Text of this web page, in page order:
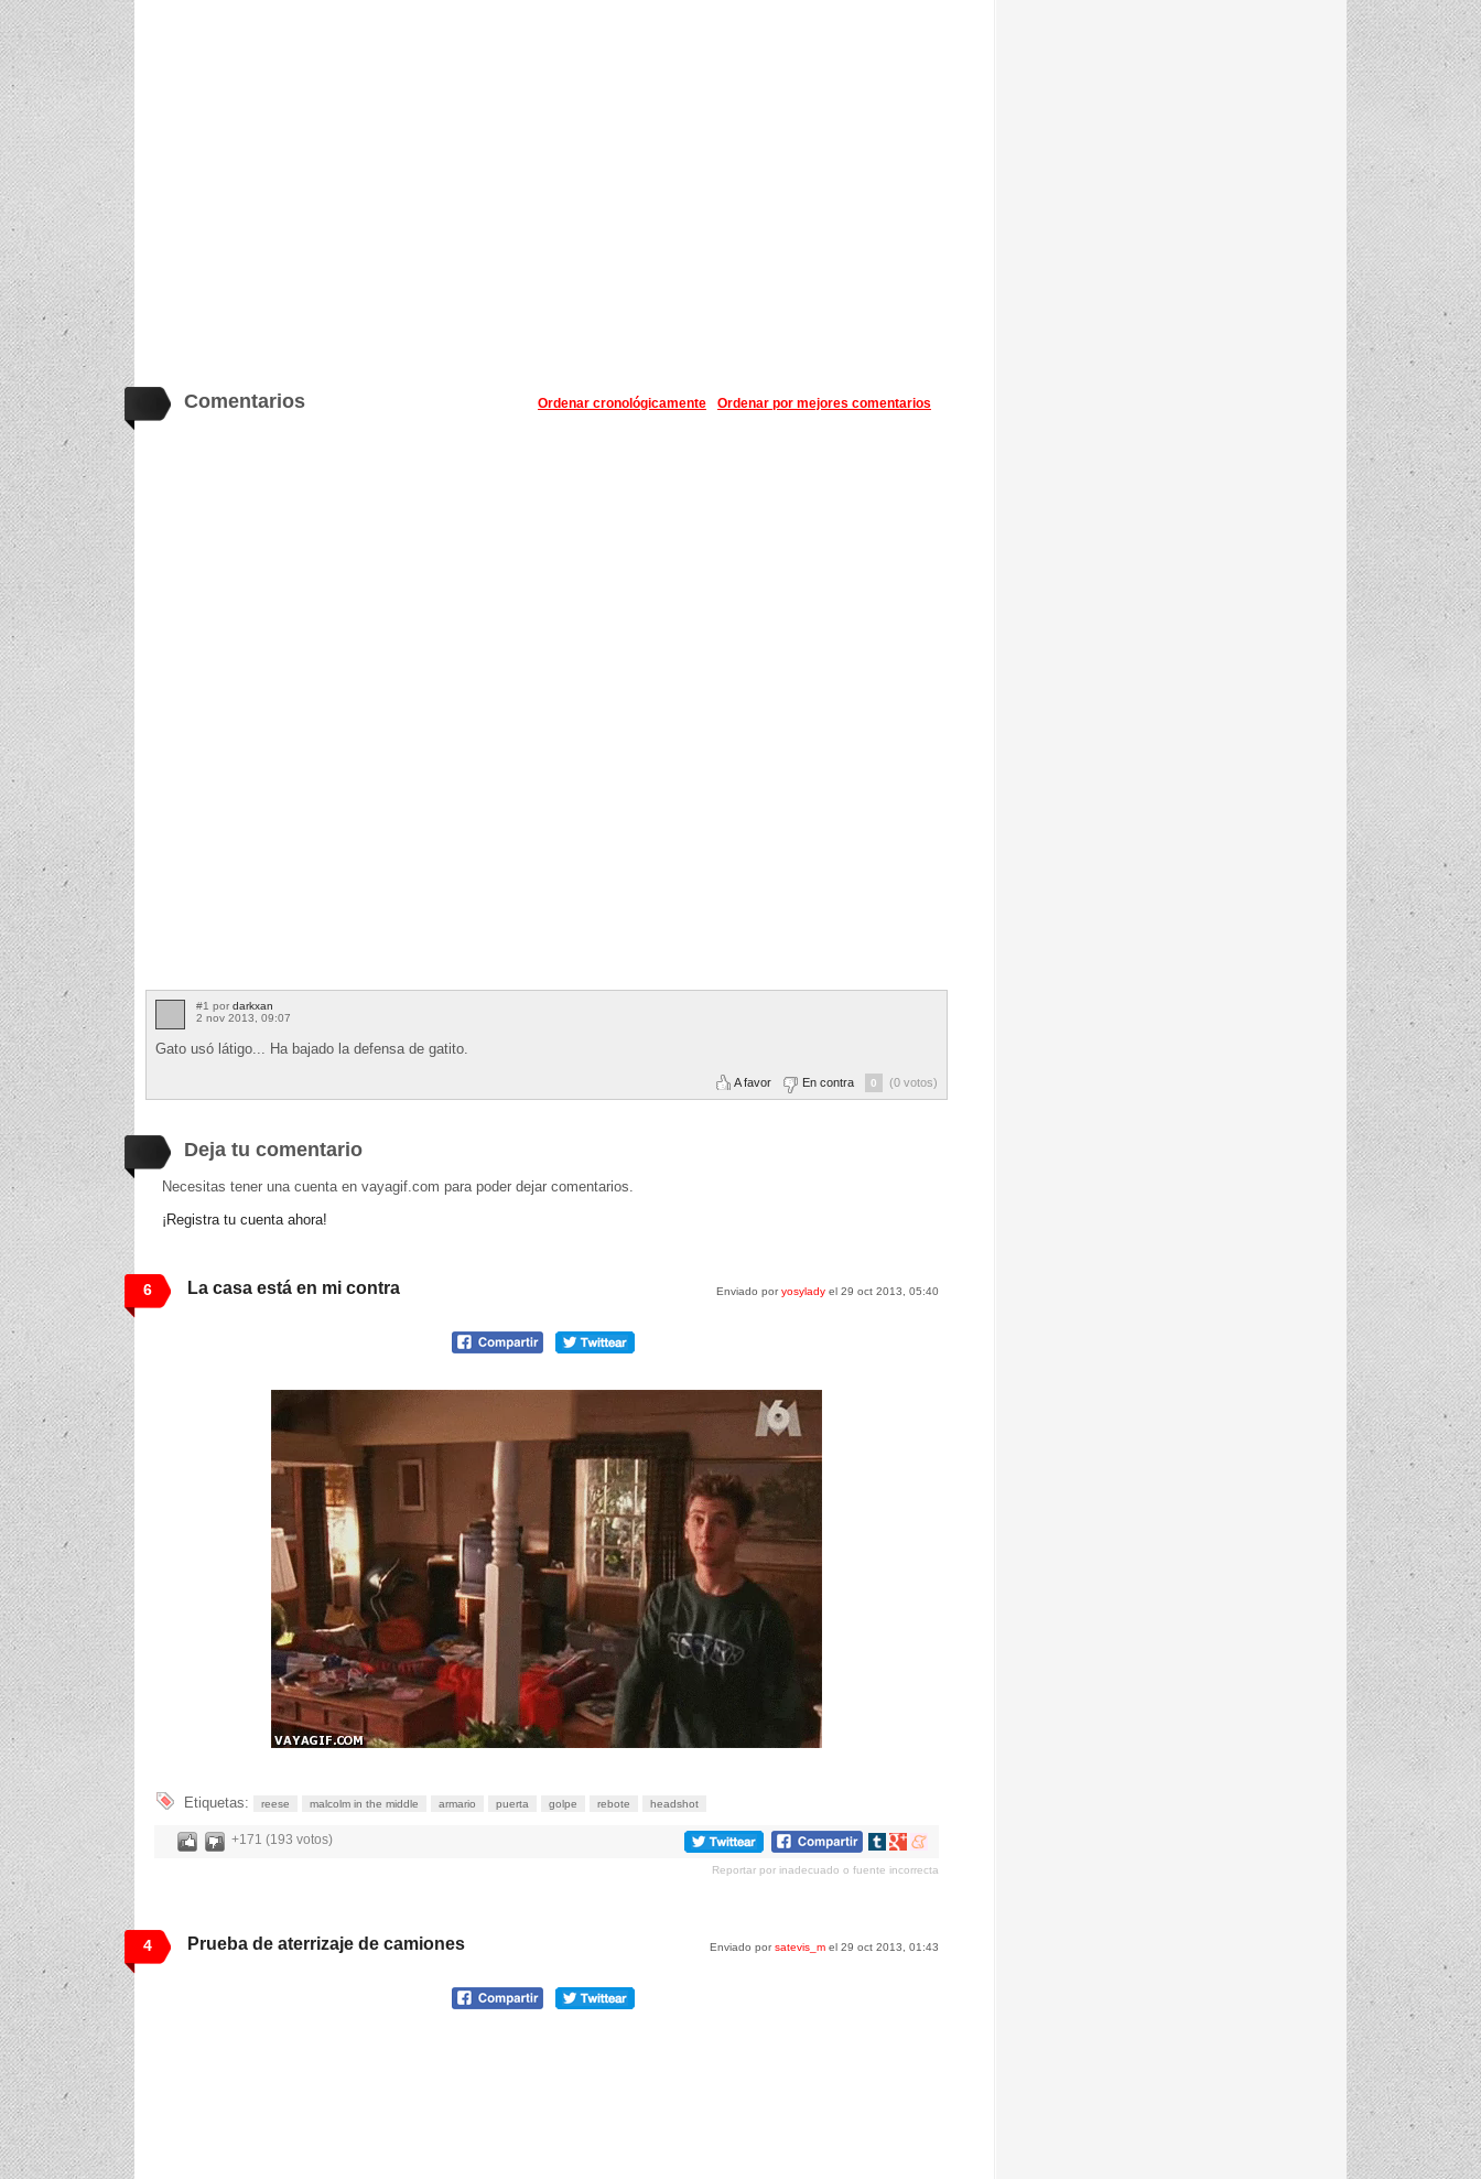
Comentarios Ordenar por mejores comentarios
Ordenar cronológicamente
#1 por darkxan
2 nov 2013, 09:07
Gato usó látigo... Ha bajado la defensa de gatito.
A favor En contra 0 (0 votos)
Deja tu comentario
Necesitas tener una cuenta en vayagif.com para poder dejar comentarios.
¡Registra tu cuenta ahora!
6 Enviado poryosylady el 29 oct 2013, 05:40
La casa está en mi contra
Etiquetas: reese malcolm in the middle armario puerta golpe rebote headshot
+171 (193 votos)
Compartir
tumblr
Compartir
Google+
Compartir
meneame
Reportar por inadecuado o fuente incorrecta
4 Enviado porsatevis_m el 29 oct 2013, 01:43
Prueba de aterrizaje de camiones